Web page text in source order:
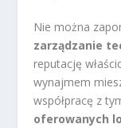
Nie można
zarządzanie
reputację
wynajmem
współpracę z
oferowanych